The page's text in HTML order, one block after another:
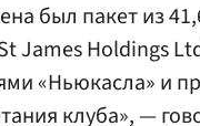
был пакет из
James Holdings
«Ньюкасла» и
клуба», —